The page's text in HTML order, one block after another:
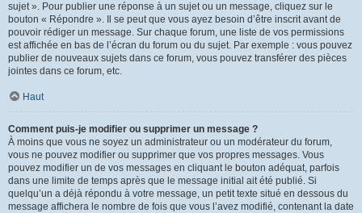
sujet ». Pour publier une réponse à un sujet ou un message, cliquez sur le
bouton « Répondre ». Il se peut que vous ayez besoin d’être inscrit avant de
pouvoir rédiger un message. Sur chaque forum, une liste de vos permissions
est affichée en bas de l’écran du forum ou du sujet. Par exemple : vous pouvez
publier de nouveaux sujets dans ce forum, vous pouvez transférer des pièces
jointes dans ce forum, etc.
Haut
Comment puis-je modifier ou supprimer un message ?
À moins que vous ne soyez un administrateur ou un modérateur du forum,
vous ne pouvez modifier ou supprimer que vos propres messages. Vous
pouvez modifier un de vos messages en cliquant le bouton adéquat, parfois
dans une limite de temps après que le message initial ait été publié. Si
quelqu’un a déjà répondu à votre message, un petit texte situé en dessous du
message affichera le nombre de fois que vous l’avez modifié, contenant la date